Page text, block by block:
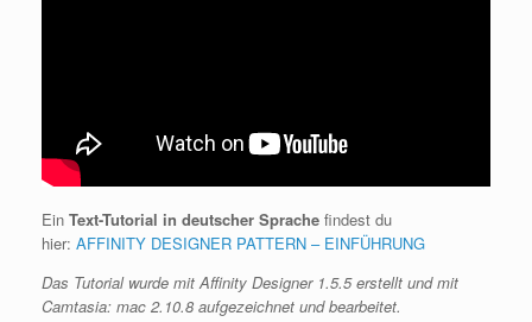
Ein Text-Tutorial in deutscher Sprache findest du
hier: AFFINITY DESIGNER PATTERN – EINFÜHRUNG
Das Tutorial wurde mit Affinity Designer 1.5.5 erstellt und mit
Camtasia: mac 2.10.8 aufgezeichnet und bearbeitet.